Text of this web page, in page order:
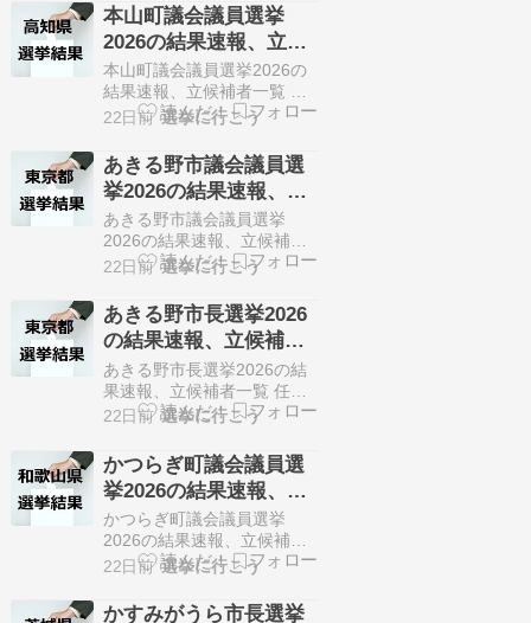
ました。 定数22人に対して
29人が立候補しています。
7月19日に投開票の予定で
す。 今回の記事はこの長浜
市議会議員選挙の立候補
者、選挙結果速報情報をま
とめていきます。 選…
本山町議会議員選挙
2026の結果速報、立候
補者一覧（7月19日、高
知県）
本山町議会議員選挙2026の
結果速報、立候補者一覧 任
期満了に伴う本山町議会議
ました。 定数10人に対して
12人が立候補しています。
7月19日に投開票の予定で
す。 今回の記事はこの本山
町議会議員選挙の立候補
者、選挙結果速報情報をま
22日前 選挙に行こう
あきる野市議会議員選
挙2026の結果速報、立
候補者一覧（7月19日、
東京都）
あきる野市議会議員選挙
2026の結果速報、立候補者
一覧 任期満了に伴うあきる
に告知されました。 定数20
人に対して24人が立候補し
ています。 7月19日に投開
票の予定です。 今回の記事
はこのあきる野市議会議員
選挙の立候補者、選挙結果
22日前 選挙に行こう
あきる野市長選挙2026
の結果速報、立候補者
一覧（7月19日、東京
都）
あきる野市長選挙2026の結
果速報、立候補者一覧 任期
満了に伴うあきる野市長選
た。 定数1人に対して3人が
立候補しています。 7月19
日に投開票の予定です。 今
回の記事はこのあきる野市
長選挙の立候補者、選挙結
果速報情報をまとめていき
22日前 選挙に行こう
かつらぎ町議会議員選
挙2026の結果速報、立
候補者一覧（7月19日、
和歌山県）・無投票
かつらぎ町議会議員選挙
2026の結果速報、立候補者
一覧 任期満了に伴うかつら
に告知されました。 定数13
22日前 選挙に行こう
かすみがうら市長選挙